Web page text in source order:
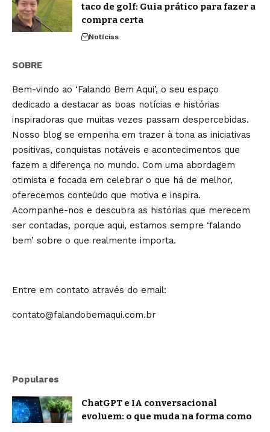
taco de golf: Guia prático para fazer a
compra certa
Notícias
SOBRE
Bem-vindo ao ‘Falando Bem Aqui’, o seu espaço
dedicado a destacar as boas notícias e histórias
inspiradoras que muitas vezes passam despercebidas.
Nosso blog se empenha em trazer à tona as iniciativas
positivas, conquistas notáveis e acontecimentos que
fazem a diferença no mundo. Com uma abordagem
otimista e focada em celebrar o que há de melhor,
oferecemos conteúdo que motiva e inspira.
Acompanhe-nos e descubra as histórias que merecem
ser contadas, porque aqui, estamos sempre ‘falando
bem’ sobre o que realmente importa.
Entre em contato através do email:
contato@falandobemaqui.com.br
Populares
ChatGPT e IA conversacional
evoluem: o que muda na forma como